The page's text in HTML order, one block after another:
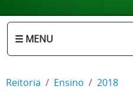
☰ MENU
Reitoria Ensino 2018